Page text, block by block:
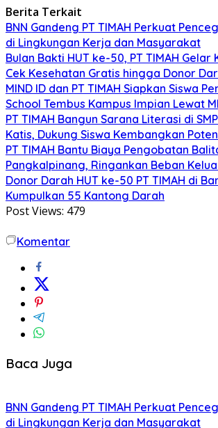
Berita Terkait
BNN Gandeng PT TIMAH Perkuat
di Lingkungan Kerja dan Masyarakat
Bulan Bakti HUT ke-50, PT TIMAH Gelar
Cek Kesehatan Gratis hingga Donor
MIND ID dan PT TIMAH Siapkan Siswa
School Tembus Kampus Impian Lewat
PT TIMAH Bangun Sarana Literasi di
Katis, Dukung Siswa Kembangkan
PT TIMAH Bantu Biaya Pengobatan
Pangkalpinang, Ringankan Beban
Donor Darah HUT ke-50 PT TIMAH di
Kumpulkan 55 Kantong Darah
Post Views: 479
Komentar
Baca Juga
BNN Gandeng PT TIMAH Perkuat
di Lingkungan Kerja dan Masyarakat